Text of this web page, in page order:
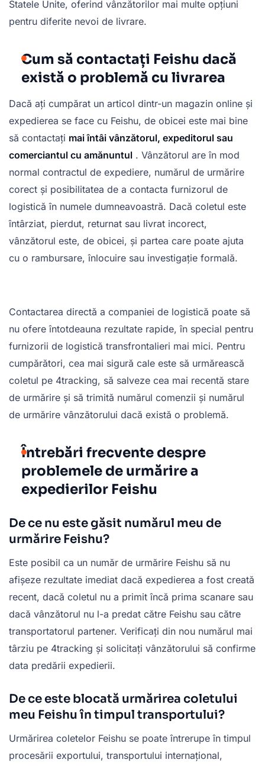
Statele Unite, oferind vânzătorilor mai multe opțiuni
pentru diferite nevoi de livrare.
Cum să contactați Feishu dacă
există o problemă cu livrarea
Dacă ați cumpărat un articol dintr-un magazin online și
expedierea se face cu Feishu, de obicei este mai bine
să contactați mai întâi vânzătorul, expeditorul sau
comerciantul cu amănuntul . Vânzătorul are în mod
normal contractul de expediere, numărul de urmărire
corect și posibilitatea de a contacta furnizorul de
logistică în numele dumneavoastră. Dacă coletul este
întârziat, pierdut, returnat sau livrat incorect,
vânzătorul este, de obicei, și partea care poate ajuta
cu o rambursare, înlocuire sau investigație formală.
Contactarea directă a companiei de logistică poate să
nu ofere întotdeauna rezultate rapide, în special pentru
furnizorii de logistică transfrontalieri mai mici. Pentru
cumpărători, cea mai sigură cale este să urmărească
coletul pe 4tracking, să salveze cea mai recentă stare
de urmărire și să trimită numărul comenzii și numărul
de urmărire vânzătorului dacă există o problemă.
Întrebări frecvente despre
problemele de urmărire a
expedierilor Feishu
De ce nu este găsit numărul meu de
urmărire Feishu?
Este posibil ca un număr de urmărire Feishu să nu
afișeze rezultate imediat dacă expedierea a fost creată
recent, dacă coletul nu a primit încă prima scanare sau
dacă vânzătorul nu l-a predat către Feishu sau către
transportatorul partener. Verificați din nou numărul mai
târziu pe 4tracking și solicitați vânzătorului să confirme
data predării expedierii.
De ce este blocată urmărirea coletului
meu Feishu în timpul transportului?
Urmărirea coletelor Feishu se poate întrerupe în timpul
procesării exportului, transportului internațional,